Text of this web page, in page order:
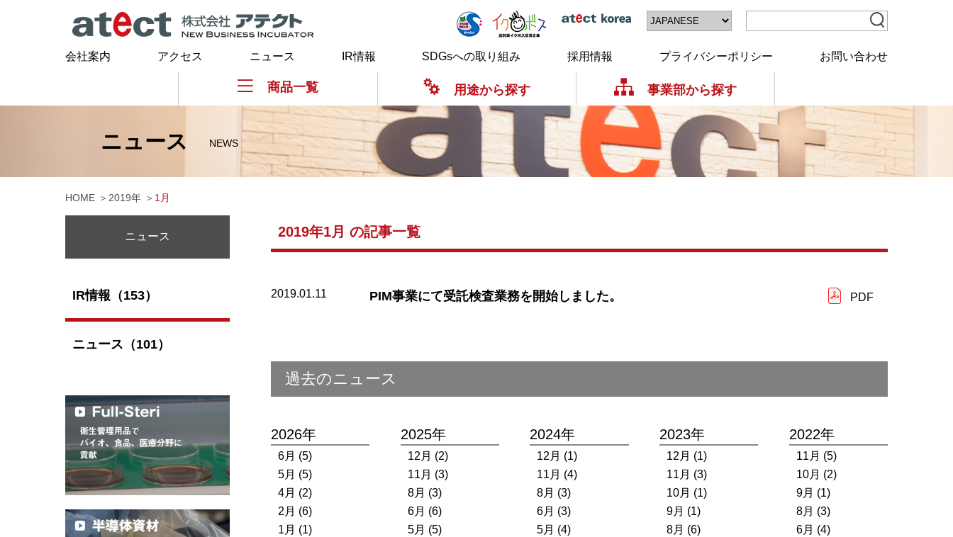
会社案内 アクセス ニュース IR情報 SDGsへの取り組み 採用情報 プライバシーポリシー お問い合わせ
商品一覧 用途から探す 事業部から探す
ニュース NEWS
HOME 2019年 1 月
2019年1月 の記事一覧
2019.01.11 PIM事業にて受託検査業務を開始しました。 PDF
過去のニュース
2026年
6月 (5)
5月 (5)
4月 (2)
2月 (6)
1月 (1)
2025年
12月 (2)
11月 (3)
8月 (3)
6月 (6)
5月 (5)
2024年
12月 (1)
11月 (4)
8月 (3)
6月 (3)
5月 (4)
2023年
12月 (1)
11月 (3)
10月 (1)
9月 (1)
8月 (6)
2022年
11月 (5)
10月 (2)
9月 (1)
8月 (3)
6月 (4)
ニュース
IR情報（153）
ニュース（101）